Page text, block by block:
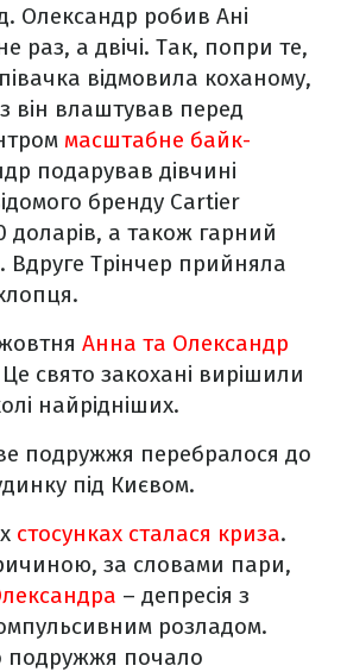
Олександр робив Ані
раз, а двічі. Так, попри те,
відмовила коханому,
він влаштував перед
масштабне байк-
подарував дівчині
бренду Cartier
доларів, а також гарний
Вдруге Трінчер прийняла
Анна та Олександр
свято закохані вирішили
найрідніших.
подружжя перебралося до
під Києвом.
стосунках сталася криза.
за словами пари,
– депресія з
розладом.
подружжя почало